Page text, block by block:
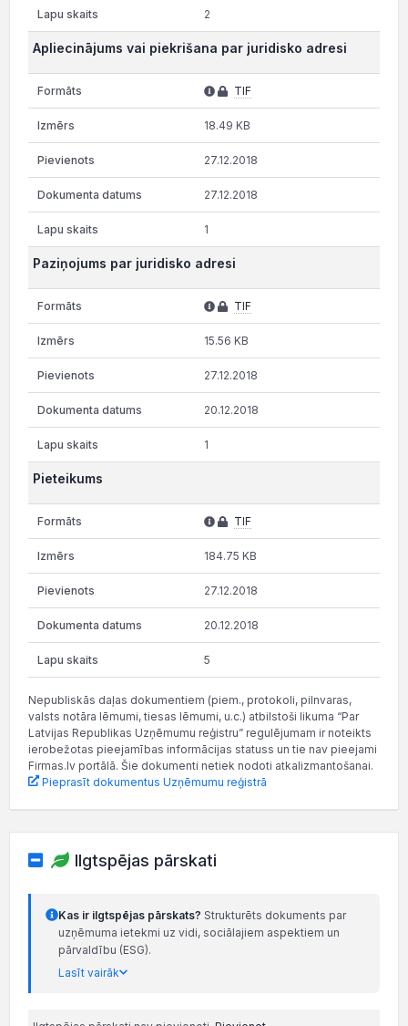
2
Apliecinājums vai piekrišana par juridisko adresi
TIF
18.49 KB
27.12.2018
27.12.2018
1
Paziņojums par juridisko adresi
TIF
15.56 KB
27.12.2018
20.12.2018
1
Pieteikums
TIF
184.75 KB
27.12.2018
20.12.2018
5
Nepubliskās daļas dokumentiem (piem., protokoli, pilnvaras,
valsts notāra lēmumi, tiesas lēmumi, u.c.) atbilstoši likuma “Par
Latvijas Republikas Uzņēmumu reģistru” regulējumam ir noteikts
ierobežotas pieejamības informācijas statuss un tie nav pieejami
Firmas.lv portālā. Šie dokumenti netiek nodoti atkalizmantošanai.
Pieprasīt dokumentus Uzņēmumu reģistrā
Ilgtspējas pārskati
Kas ir ilgtspējas pārskats? Strukturēts dokuments par
uzņēmuma ietekmi uz vidi, sociālajiem aspektiem un
pārvaldību (ESG).
Lasīt vairāk